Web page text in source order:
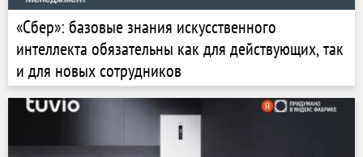
«Сбер»: базовые знания искусственного
интеллекта обязательны как для действующих, так
и для новых сотрудников